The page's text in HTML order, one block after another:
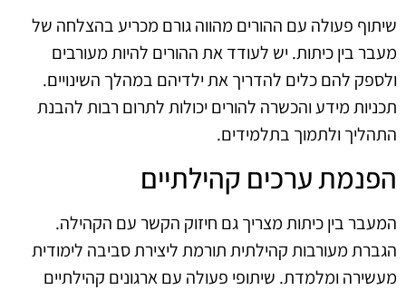
שיתוף פעולה עם ההורים מהווה גורם מכריע בהצלחה של
מעבר בין כיתות. יש לעודד את ההורים להיות מעורבים
ולספק להם כלים להדריך את ילדיהם במהלך השינויים.
תכניות מידע והכשרה להורים יכולות לתרום רבות להבנת
התהליך ולתמוך בתלמידים.
הפנמת ערכים קהילתיים
המעבר בין כיתות מצריך גם חיזוק הקשר עם הקהילה.
הגברת מעורבות קהילתית תורמת ליצירת סביבה לימודית
מעשירה ומלמדת. שיתופי פעולה עם ארגונים קהילתיים